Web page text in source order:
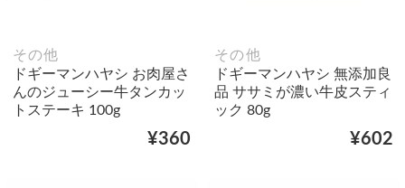
その他
ドギーマンハヤシ お肉屋さ
んのジューシー牛タンカッ
トステーキ 100g
¥360
その他
ドギーマンハヤシ 無添加良
品 ササミが濃い牛皮スティ
ック 80g
¥602